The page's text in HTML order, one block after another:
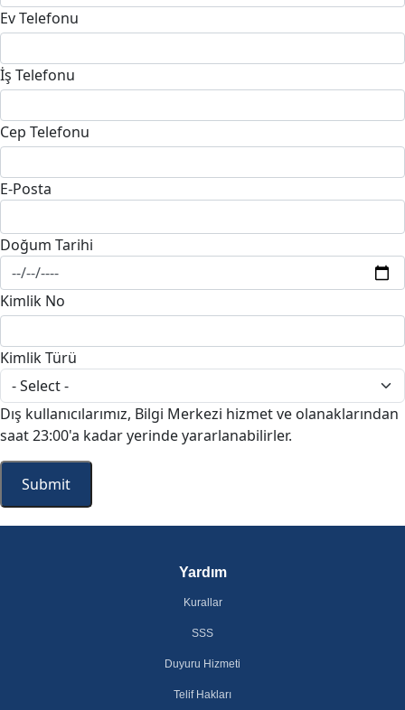
Ev Telefonu
İş Telefonu
Cep Telefonu
E-Posta
Doğum Tarihi
Kimlik No
Kimlik Türü
Dış kullanıcılarımız, Bilgi Merkezi hizmet ve olanaklarından
saat 23:00'a kadar yerinde yararlanabilirler.
Yardım
Kurallar
SSS
Duyuru Hizmeti
Telif Hakları